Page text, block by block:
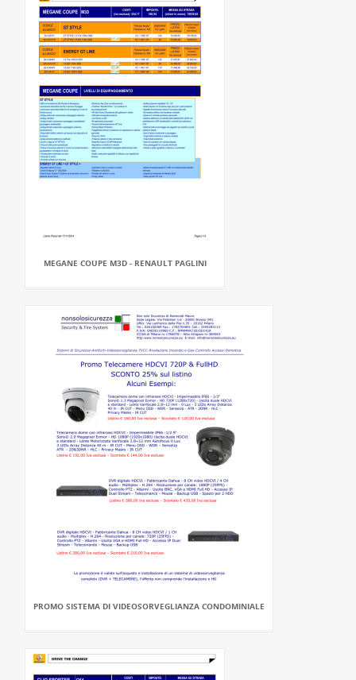
MEGANE COUPE M3D - RENAULT PAGLINI
PROMO SISTEMA DI VIDEOSORVEGLIANZA CONDOMINIALE